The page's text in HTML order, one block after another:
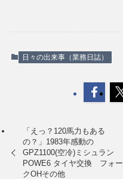
日々の出来事（業務日誌）
「えっ？120馬力もある
の？」1983年感動の
GPZ1100(空冷)ミシュラン
POWE6 タイヤ交換 フォー
クOHその他